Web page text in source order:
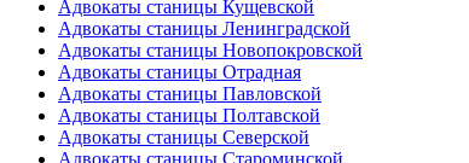
Адвокаты станицы Кущевской
Адвокаты станицы Ленинградской
Адвокаты станицы Новопокровской
Адвокаты станицы Отрадная
Адвокаты станицы Павловской
Адвокаты станицы Полтавской
Адвокаты станицы Северской
Адвокаты станицы Староминской